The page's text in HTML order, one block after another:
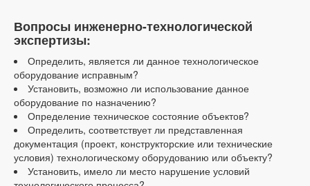
Вопросы инженерно-технологической
экспертизы:
Определить, является ли данное технологическое
оборудование исправным?
Установить, возможно ли использование данное
оборудование по назначению?
Определение техническое состояние объектов?
Определить, соответствует ли представленная
документация (проект, конструкторские или технические
условия) технологическому оборудованию или объекту?
Установить, имело ли место нарушение условий